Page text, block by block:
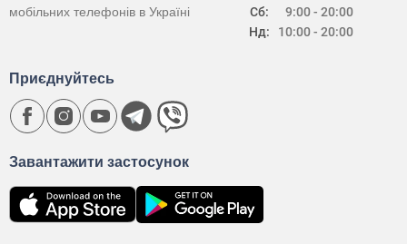
Сб:
Нд:
9:00 - 20:00
10:00 - 20:00
мобільних телефонів в Україні
Завантажити застосунок
Приєднуйтесь